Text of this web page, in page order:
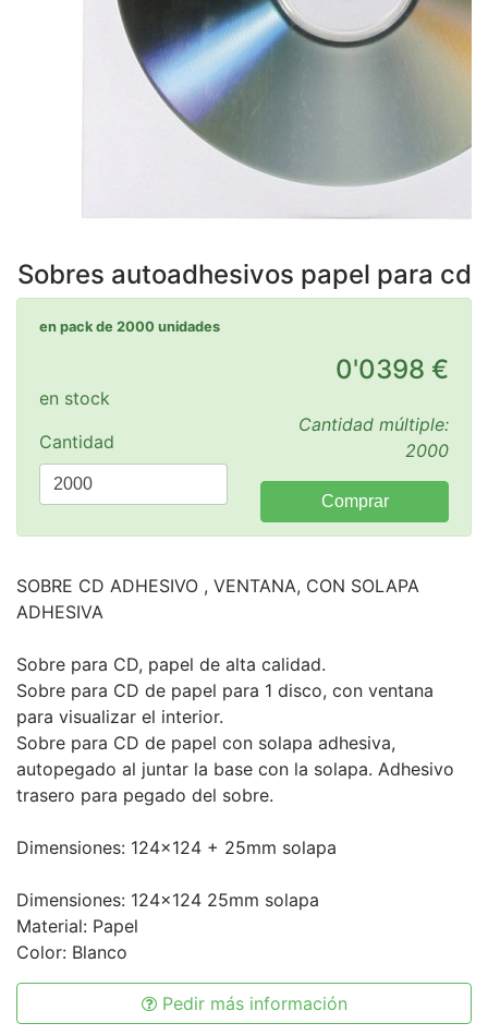
Sobres autoadhesivos papel para cd
en pack de 2000 unidades
0'0398 €
en stock
Cantidad
Cantidad múltiple:
2000
Comprar
SOBRE CD ADHESIVO , VENTANA, CON SOLAPA
ADHESIVA
Sobre para CD, papel de alta calidad.
Sobre para CD de papel para 1 disco, con ventana
para visualizar el interior.
Sobre para CD de papel con solapa adhesiva,
autopegado al juntar la base con la solapa. Adhesivo
trasero para pegado del sobre.
Dimensiones: 124x124 + 25mm solapa
Dimensiones: 124x124 25mm solapa
Material: Papel
Color: Blanco
Pedir más información